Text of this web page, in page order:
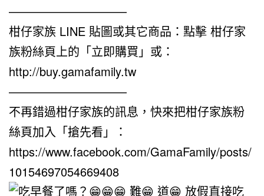
——————————
柑仔家族 LINE 貼圖或其它商品：點擊 柑仔家
族粉絲頁上的「立即購買」或：
http://buy.gamafamily.tw
——————————
不再錯過柑仔家族的訊息，快來把柑仔家族粉
絲頁加入「搶先看」：
https://www.facebook.com/GamaFamily/posts/
10154697054669408